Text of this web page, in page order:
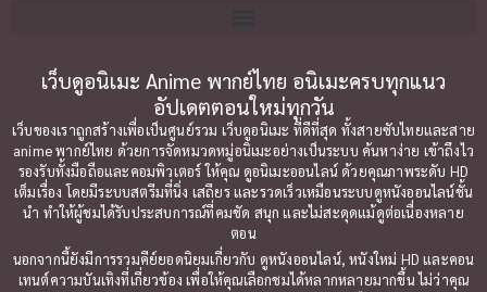
Bondage (ทาส)(1)
Censored (เซ็นเซอร์)(19)
Comedy (ตลก)(79)
Comedy ตลก
Comic Book การ์ตูน(1)
1996
1990
1989
1988
1987
1985
1984
1983
1982
1981
เว็บดูอนิเมะ Anime พากย์ไทย อนิเมะครบทุกแนว
อัปเดตตอนใหม่ทุกวัน
เว็บของเราถูกสร้างเพื่อเป็นศูนย์รวม เว็บดูอนิเมะ ที่ดีที่สุด ทั้งสายซับไทยและสาย
anime พากย์ไทย ด้วยการจัดหมวดหมู่อนิเมะอย่างเป็นระบบ ค้นหาง่าย เข้าถึงไว
รองรับทั้งมือถือและคอมพิวเตอร์ ให้คุณ ดูอนิเมะออนไลน์ ด้วยคุณภาพระดับ HD
เต็มเรื่อง โดยมีระบบสตรีมที่นิ่ง เสถียร และรวดเร็วเหมือนระบบดูหนังออนไลน์ชั้น
นำ ทำให้ผู้ชมได้รับประสบการณ์ที่คมชัด สนุก และไม่สะดุดแม้ดูต่อเนื่องหลาย
ตอน
นอกจากนี้ยังมีการรวมคีย์ยอดนิยมเกี่ยวกับ ดูหนังออนไลน์, หนังใหม่ HD และคอน
เทนต์ความบันเทิงที่เกี่ยวข้อง เพื่อให้คุณเลือกชมได้หลากหลายมากขึ้น ไม่ว่าคุณ